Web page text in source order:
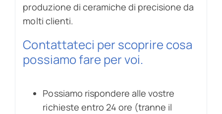
produzione di ceramiche di precisione da
molti clienti.
Contattateci per scoprire cosa
possiamo fare per voi.
Possiamo rispondere alle vostre
richieste entro 24 ore (tranne il